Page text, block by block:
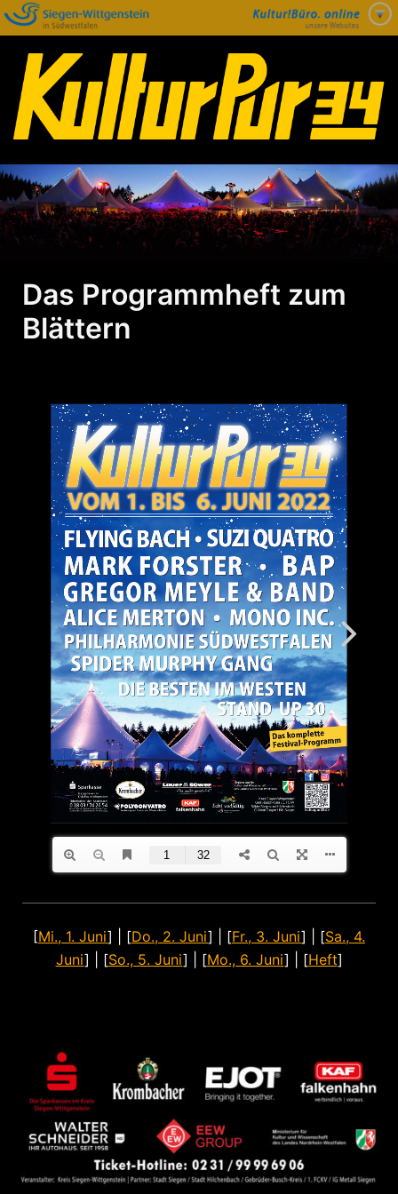
Inhalt
springen
Das Programmheft zum
Blättern
[Mi., 1. Juni] | [Do., 2. Juni] | [Fr., 3. Juni] | [Sa., 4.
Juni] | [So., 5. Juni] | [Mo., 6. Juni] | [Heft]